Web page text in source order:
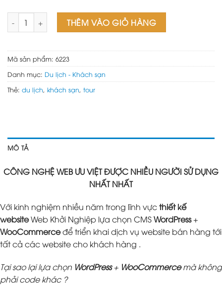
Mẫu web du lịch 04 số lượngTHÊM VÀO GIỎ HÀNG
Mã sản phẩm: 6223
Danh mục: Du lịch - Khách sạn
Thẻ: du lịch, khách sạn, tour
MÔ TẢ
CÔNG NGHỆ WEB ƯU VIỆT ĐƯỢC NHIỀU NGƯỜI SỬ DỤNG
NHẤT NHẤT
Với kinh nghiệm nhiều năm trong lĩnh vựcthiết kế
websiteWeb Khởi Nghiệp lựa chọn CMSWordPress+
WooCommerceđể triển khai dịch vụ website bán hàng tới
tất cả các website cho khách hàng .
Tại sao lại lựa chọn WordPress+ WooCommercemà không
phải code khác ?